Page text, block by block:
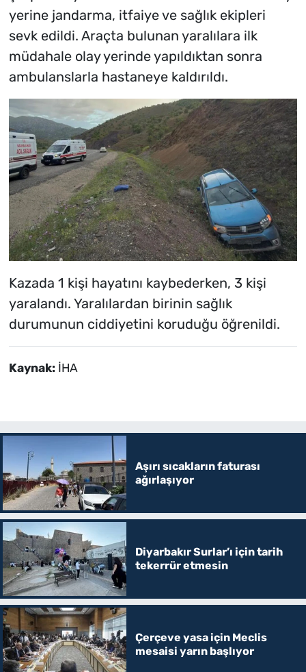
yerine jandarma, itfaiye ve sağlık ekipleri
sevk edildi. Araçta bulunan yaralılara ilk
müdahale olay yerinde yapıldıktan sonra
ambulanslarla hastaneye kaldırıldı.
Kazada 1 kişi hayatını kaybederken, 3 kişi
yaralandı. Yaralılardan birinin sağlık
durumunun ciddiyetini koruduğu öğrenildi.
Kaynak: İHA
Aşırı sıcakların faturası
ağırlaşıyor
Diyarbakır Surlar’ı için tarih
tekerrür etmesin
Çerçeve yasa için Meclis
mesaisi yarın başlıyor